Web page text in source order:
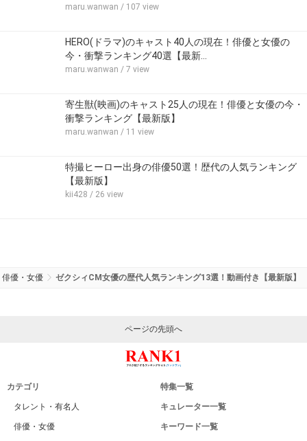
maru.wanwan / 107 view
HERO(ドラマ)のキャスト40人の現在！俳優と女優の
今・衝撃ランキング40選【最新…
maru.wanwan / 7 view
寄生獣(映画)のキャスト25人の現在！俳優と女優の今・
衝撃ランキング【最新版】
maru.wanwan / 11 view
特撮ヒーロー出身の俳優50選！歴代の人気ランキング
【最新版】
kii428 / 26 view
俳優・女優 ゼクシィCM女優の歴代人気ランキング13選！動画付き【最新版】
ページの先頭へ
カテゴリ
タレント・有名人
俳優・女優
特集一覧
キュレーター一覧
キーワード一覧